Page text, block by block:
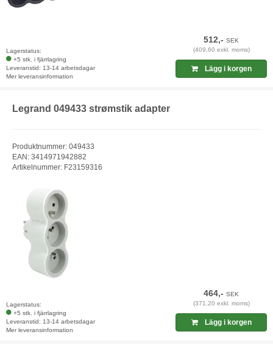
Lagerstatus:
+5 stk. i fjärrlagring
Leveranstid: 13-14 arbetsdagar
Mer leveransinformation
512,-SEK
(409,60 exkl. moms)
Lägg i korgen
Legrand 049433 strømstik adapter
Produktnummer: 049433
EAN: 3414971942882
Artikelnummer: F23159316
Lagerstatus:
+5 stk. i fjärrlagring
Leveranstid: 13-14 arbetsdagar
Mer leveransinformation
464,-SEK
(371,20 exkl. moms)
Lägg i korgen